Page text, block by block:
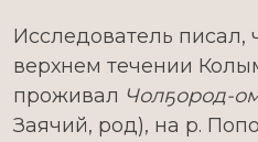
Исследователь писал,
верхнем течении
проживал Чолҕород-
Заячий, род), на р.